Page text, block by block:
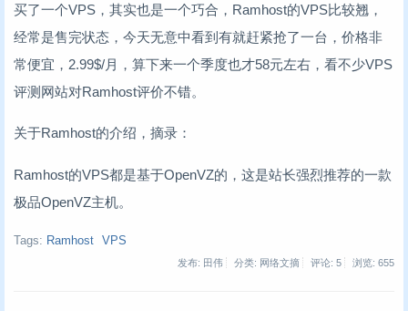
买了一个VPS，其实也是一个巧合，Ramhost的VPS比较翘，
经常是售完状态，今天无意中看到有就赶紧抢了一台，价格非
常便宜，2.99$/月，算下来一个季度也才58元左右，看不少VPS
评测网站对Ramhost评价不错。
关于Ramhost的介绍，摘录：
Ramhost的VPS都是基于OpenVZ的，这是站长强烈推荐的一款
极品OpenVZ主机。
Tags: Ramhost VPS
发布: 田伟 分类: 网络文摘 评论: 5 浏览: 655